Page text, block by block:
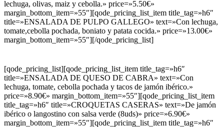
lechuga, olivas, maiz y cebolla.» price=»5.50€»
margin_bottom_item=»55″][qode_pricing_list_item title_tag=»h6″
title=»ENSALADA DE PULPO GALLEGO» text=»Con lechuga,
tomate,cebolla pochada, boniato y patata cocida.» price=»13.00€»
margin_bottom_item=»55″][/qode_pricing_list]
[qode_pricing_list][qode_pricing_list_item title_tag=»h6″
title=»ENSALADA DE QUESO DE CABRA» text=»Con
lechuga, tomate, cebolla pochada y tacos de jamón ibérico.»
price=»8.90€» margin_bottom_item=»55″][qode_pricing_list_item
title_tag=»h6″ title=»CROQUETAS CASERAS» text=»De jamón
ibérico o langostino con salsa verde (8uds)» price=»6.90€»
margin_bottom_item=»55″][qode_pricing_list_item title_tag=»h6″